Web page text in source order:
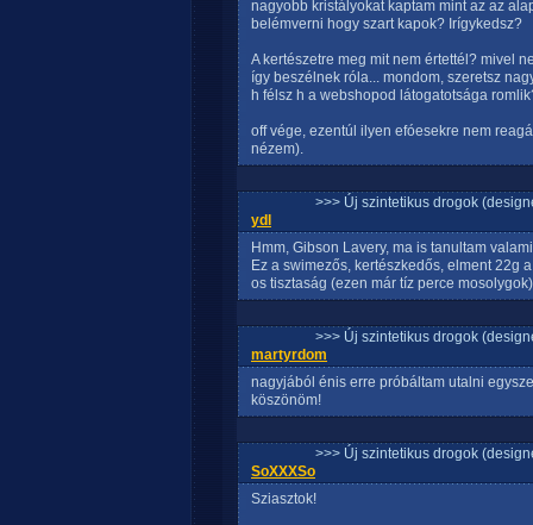
nagyobb kristályokat kaptam mint az az
belémverni hogy szart kapok? Irígykedsz?
A kertészetre meg mit nem értettél? mivel
így beszélnek róla... mondom, szeretsz
h félsz h a webshopod látogatotsága
off vége, ezentúl ilyen efóesekre nem
nézem).
>>> Új szintetikus drogok
ydl
Hmm, Gibson Lavery, ma is tanultam
Ez a swimezős, kertészkedős, elment 22g
os tisztaság (ezen már tíz perce
>>> Új szintetikus drogok
martyrdom
nagyjából énis erre próbáltam utalni
köszönöm!
>>> Új szintetikus drogok
SoXXXSo
Sziasztok!